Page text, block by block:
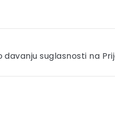
suglasnosti na